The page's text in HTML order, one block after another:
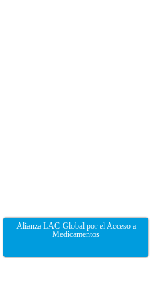
Alianza LAC-Global por el Acceso a
Medicamentos